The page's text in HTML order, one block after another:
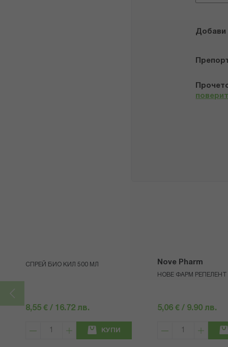
Добави
СПРЕЙ БИО КИЛ 500 МЛ
8,55 € / 16.72 лв.
КУПИ
Nove Pharm
НОВЕ ФАРМ РЕПЕЛЕНТ
5,06 € / 9.90 лв.